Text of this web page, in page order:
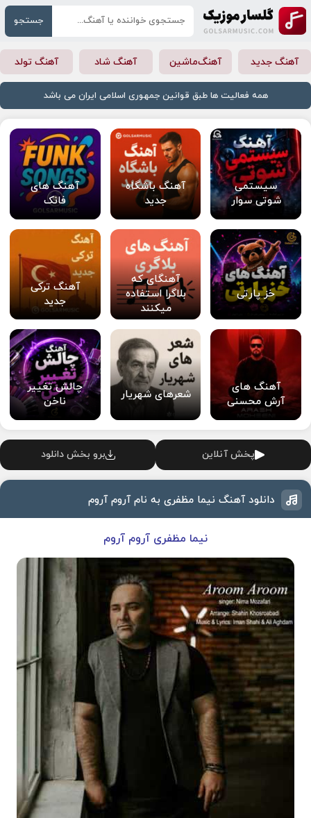
جستجو
آهنگ جدید آهنگ‌ماشین آهنگ شاد آهنگ تولد
همه فعالیت ها طبق قوانین جمهوری اسلامی ایران می باشد
سیستمی
شوتی سوار
آهنگ باشگاه
جدید
آهنگ های
فانک
خز پارتی
آهنگای که
بلاگرا استفاده
میکنند
آهنگ ترکی
جدید
آهنگ های
آرش محسنی
شعرهای شهریار
چالش تغییر
ناخن
پخش آنلاین برو بخش دانلود
دانلود آهنگ نیما مظفری به نام آروم آروم
نیما مظفری آروم آروم